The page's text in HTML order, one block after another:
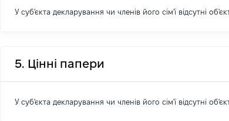
У суб'єкта декларування чи членів його сім'ї відсутні
5. Цінні папери
У суб'єкта декларування чи членів його сім'ї відсутні